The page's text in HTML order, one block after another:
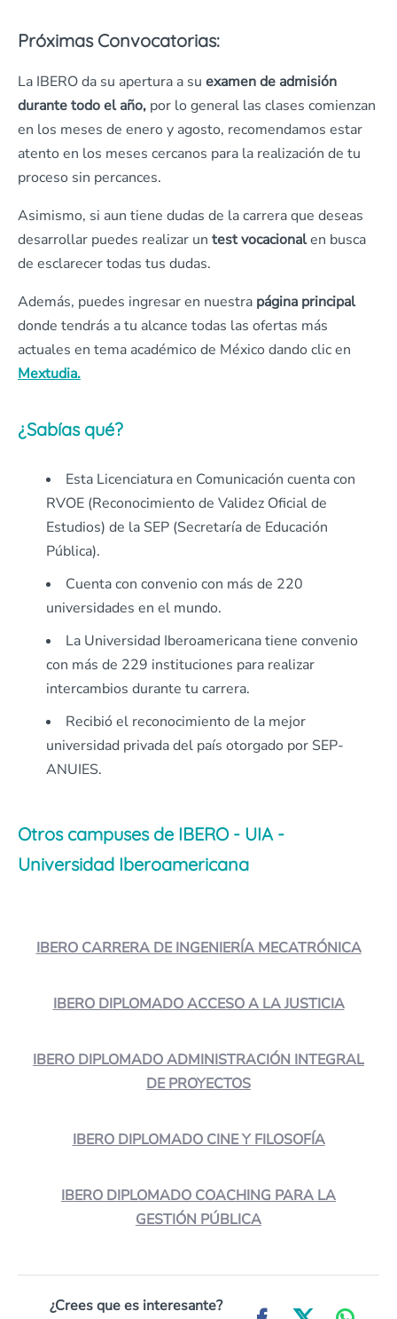
Próximas Convocatorias:
La IBERO da su apertura a su examen de admisión
durante todo el año, por lo general las clases comienzan
en los meses de enero y agosto, recomendamos estar
atento en los meses cercanos para la realización de tu
proceso sin percances.
Asimismo, si aun tiene dudas de la carrera que deseas
desarrollar puedes realizar un test vocacionalen busca
de esclarecer todas tus dudas.
Además, puedes ingresar en nuestra página principal
donde tendrás a tu alcance todas las ofertas más
actuales en tema académico de México dando clic en
Mextudia.
¿Sabías qué?
Esta Licenciatura en Comunicación cuenta con
RVOE (Reconocimiento de Validez Oficial de
Estudios) de la SEP (Secretaría de Educación
Pública).
Cuenta con convenio con más de 220
universidades en el mundo.
La Universidad Iberoamericana tiene convenio
con más de 229 instituciones para realizar
intercambios durante tu carrera.
Recibió el reconocimiento de la mejor
universidad privada del país otorgado por SEP-
ANUIES.
Otros campuses de IBERO - UIA -
Universidad Iberoamericana
IBERO CARRERA DE INGENIERÍA MECATRÓNICA
IBERO DIPLOMADO ACCESO A LA JUSTICIA
IBERO DIPLOMADO ADMINISTRACIÓN INTEGRAL
DE PROYECTOS
IBERO DIPLOMADO CINE Y FILOSOFÍA
IBERO DIPLOMADO COACHING PARA LA
GESTIÓN PÚBLICA
¿Crees que es interesante?